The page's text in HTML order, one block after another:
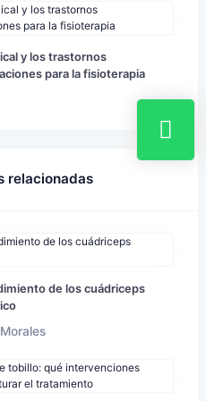
y los trastornos
para la fisioterapia
relacionadas
de los cuádriceps